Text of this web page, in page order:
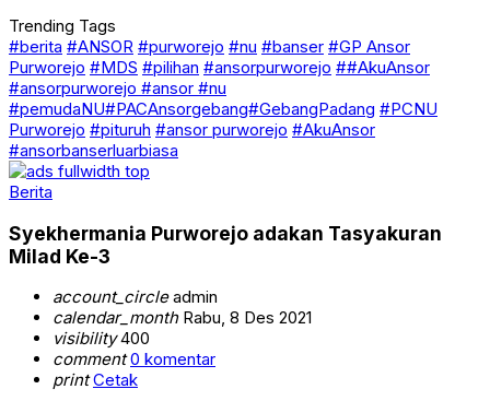
Trending Tags
#berita #ANSOR #purworejo #nu #banser #GP Ansor
Purworejo #MDS #pilihan #ansorpurworejo ##AkuAnsor
#ansorpurworejo #ansor #nu
#pemudaNU#PACAnsorgebang#GebangPadang #PCNU
Purworejo #pituruh #ansor purworejo #AkuAnsor
#ansorbanserluarbiasa
Berita
Syekhermania Purworejo adakan Tasyakuran
Milad Ke-3
account_circleadmin
calendar_monthRabu, 8 Des 2021
visibility400
comment 0 komentar
print Cetak